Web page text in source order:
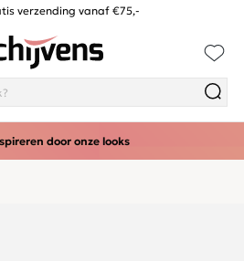
verzending vanaf €75,-
door onze looks